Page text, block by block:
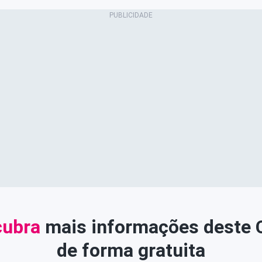
mais informações deste
de forma gratuita